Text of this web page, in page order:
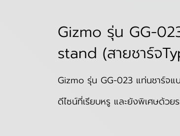
Gizmo รุ่น GG-
stand (สายชาร์จ
Gizmo รุ่น GG-023 แท่นชาร์จ
ดีไซน์ที่เรียบหรู และยังพิเศษด้วย